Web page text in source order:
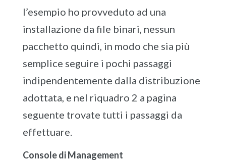
l’esempio ho provveduto ad una
installazione da file binari, nessun
pacchetto quindi, in modo che sia più
semplice seguire i pochi passaggi
indipendentemente dalla distribuzione
adottata, e nel riquadro 2 a pagina
seguente trovate tutti i passaggi da
effettuare.
Console di Management